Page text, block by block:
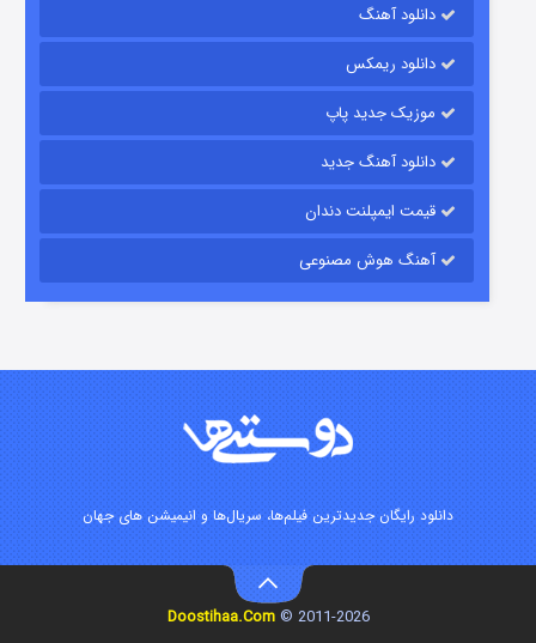
قسمت
قسمت۷ (زیرنویس) منتشر شد
دانلود آهنگ
دانلود ریمکس
موزیک جدید پاپ
دانلود آهنگ جدید
قیمت ایمپلنت دندان
آهنگ هوش مصنوعی
دانلود رایگان جدیدترین فیلم‌ها، سریال‌ها و انیمیشن های جهان
2011-2026 ©
Doostihaa.Com